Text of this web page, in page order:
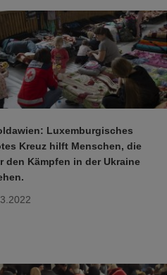
Luxemburgisches
Kreuz hilft Menschen, die
den Kämpfen in der Ukraine